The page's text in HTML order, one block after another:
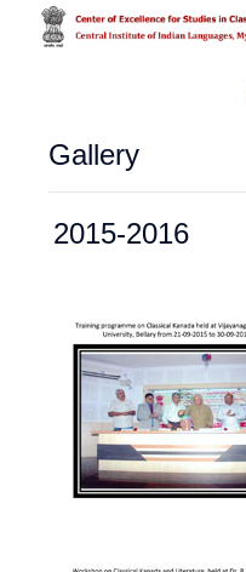
Gallery
2015-2016